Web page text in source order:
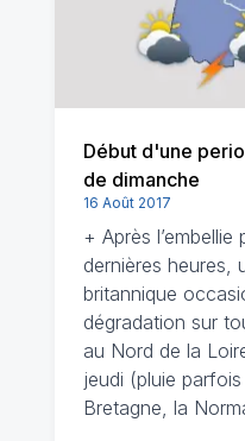
Début d'une
de dimanche
16 Août 2017
+ Après
dernières heures,
britannique
dégradation sur
au Nord de la
jeudi (pluie
Bretagne, la